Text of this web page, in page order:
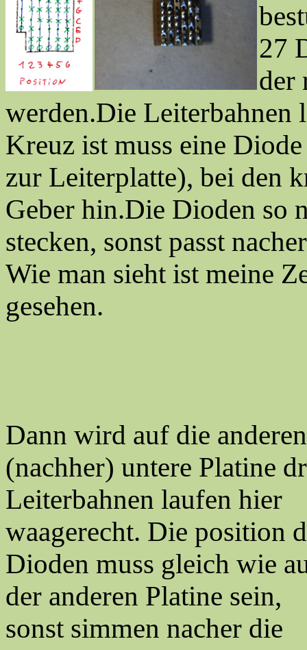
27
der
werden.Die Leiterbahnen
Kreuz ist muss eine
zur Leiterplatte), bei den
Geber hin.Die Dioden so
stecken, sonst passt
Wie man sieht ist meine
gesehen.
Dann wird auf die
(nachher) untere Platine
Leiterbahnen laufen hier
waagerecht. Die position
Dioden muss gleich wie
der anderen Platine sein,
sonst simmen nacher die